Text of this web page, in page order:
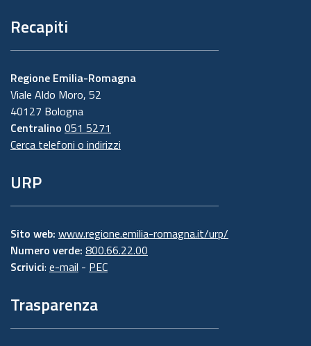
Recapiti
Regione Emilia-Romagna
Viale Aldo Moro, 52
40127 Bologna
Centralino 051 5271
Cerca telefoni o indirizzi
URP
Sito web: www.regione.emilia-romagna.it/urp/
Numero verde: 800.66.22.00
Scrivici: e-mail - PEC
Trasparenza